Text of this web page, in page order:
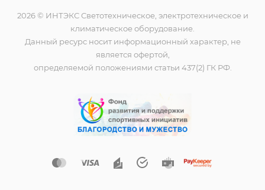
2026 © ИНТЭКС Светотехническое, электротехническое и
климатическое оборудование.
Данный ресурс носит информационный характер, не
является офертой,
определяемой положениями статьи 437(2) ГК РФ.